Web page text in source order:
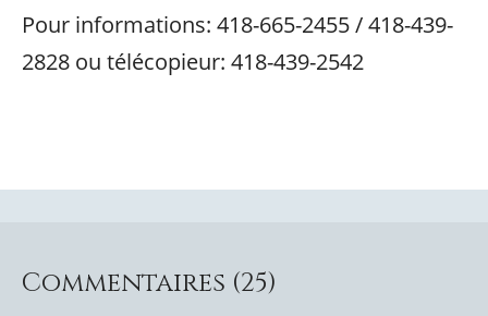
Pour informations: 418-665-2455 / 418-439-
2828 ou télécopieur: 418-439-2542
Commentaires (25)